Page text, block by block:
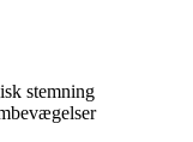
stemning